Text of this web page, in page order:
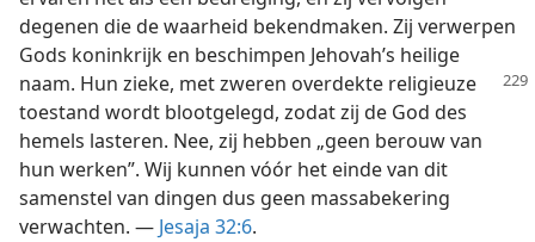
degenen die de waarheid bekendmaken. Zij verwerpen
Gods koninkrijk en beschimpen Jehovah’s heilige
naam. Hun zieke, met zweren overdekte religieuze
toestand wordt blootgelegd, zodat zij de God des
hemels lasteren. Nee, zij hebben „geen berouw van
hun werken”. Wij kunnen vóór het einde van dit
samenstel van dingen dus geen massabekering
verwachten. — Jesaja 32:6.